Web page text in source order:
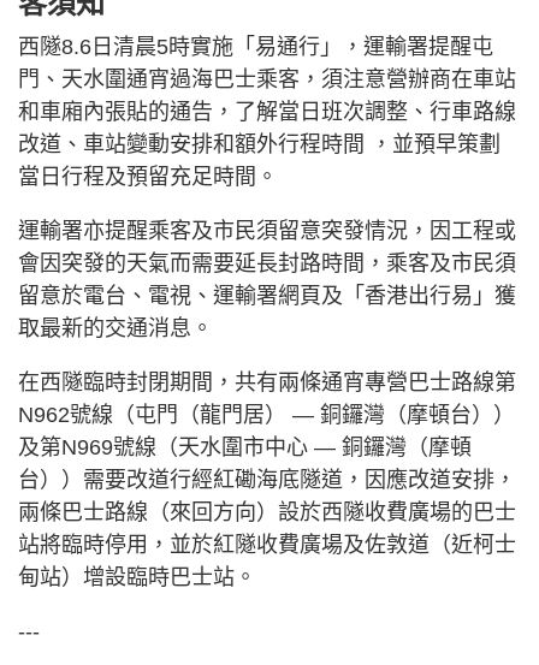
西隧8.6日清晨5時實施「易通行」，運輸署提醒屯
門、天水圍通宵過海巴士乘客，須注意營辦商在車站
和車廂內張貼的通告，了解當日班次調整、行車路線
改道、車站變動安排和額外行程時間 ，並預早策劃
當日行程及預留充足時間。
運輸署亦提醒乘客及市民須留意突發情況，因工程或
會因突發的天氣而需要延長封路時間，乘客及市民須
留意於電台、電視、運輸署網頁及「香港出行易」獲
取最新的交通消息。
在西隧臨時封閉期間，共有兩條通宵專營巴士路線第
N962號線（屯門（龍門居） — 銅鑼灣（摩頓台））
及第N969號線（天水圍市中心 — 銅鑼灣（摩頓
台））需要改道行經紅磡海底隧道，因應改道安排，
兩條巴士路線（來回方向）設於西隧收費廣場的巴士
站將臨時停用，並於紅隧收費廣場及佐敦道（近柯士
甸站）增設臨時巴士站。
---